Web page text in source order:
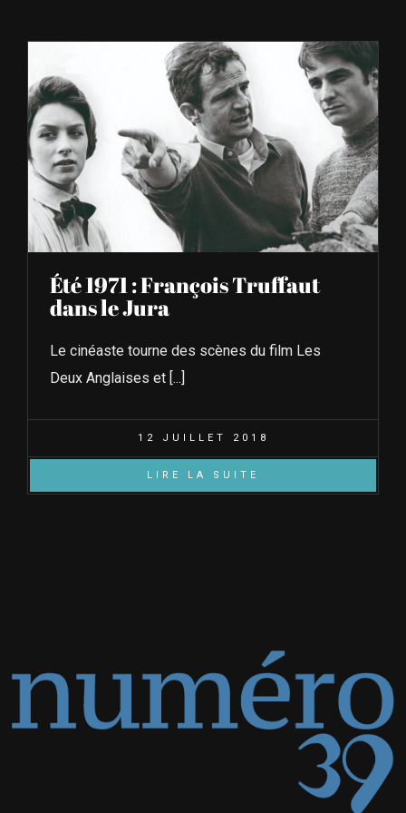
À L’AGENDA
OÙ TROUVER NUMÉRO 39
LIRE NUMÉRO 39
Été 1971 : François Truffaut
dans le Jura
Le cinéaste tourne des scènes du film Les
Deux Anglaises et [...]
12 JUILLET 2018
LIRE LA SUITE